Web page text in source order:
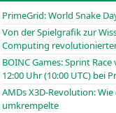
PrimeGrid: World Snake
Von der Spielgrafik zur
Computing
BOINCGames: Sprint Race
12:00 Uhr (10:00 UTC) bei
AMDs X3D-Revolution:
umkrempelte